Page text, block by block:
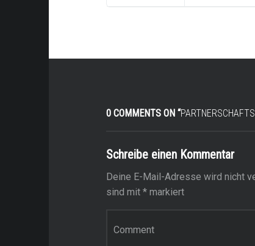
0 COMMENTS ON “
Schreibe einen Kommentar
Deine E-Mail-Adresse wird nicht
sind mit* markiert